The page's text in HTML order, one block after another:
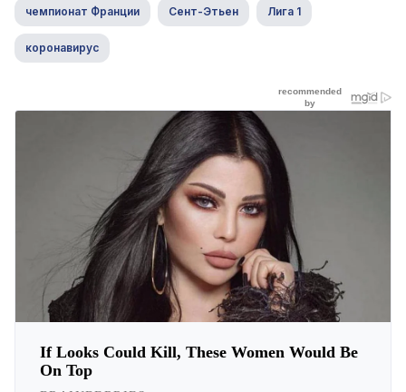
чемпионат Франции Сент-Этьен Лига 1
коронавирус